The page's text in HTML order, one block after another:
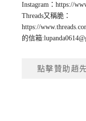
Instagram：https://
Threads又稱脆：
https://
的信箱:
點擊贊助趙